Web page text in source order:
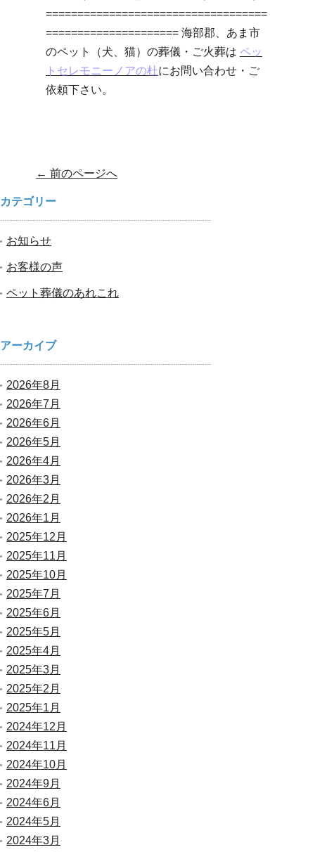
===================================
===================== 海部郡、あま市
のペット（犬、猫）の葬儀・ご火葬は ペッ
トセレモニーノアの杜にお問い合わせ・ご
依頼下さい。
Post navigation
← 前のページへ
カテゴリー
お知らせ
お客様の声
ペット葬儀のあれこれ
アーカイブ
2026年8月
2026年7月
2026年6月
2026年5月
2026年4月
2026年3月
2026年2月
2026年1月
2025年12月
2025年11月
2025年10月
2025年7月
2025年6月
2025年5月
2025年4月
2025年3月
2025年2月
2025年1月
2024年12月
2024年11月
2024年10月
2024年9月
2024年6月
2024年5月
2024年3月